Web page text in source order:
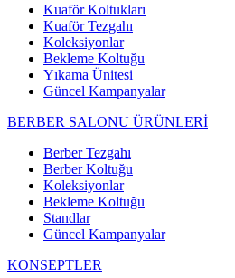
Kuaför Koltukları
Kuaför Tezgahı
Koleksiyonlar
Bekleme Koltuğu
Yıkama Ünitesi
Güncel Kampanyalar
BERBER SALONU ÜRÜNLERİ
Berber Tezgahı
Berber Koltuğu
Koleksiyonlar
Bekleme Koltuğu
Standlar
Güncel Kampanyalar
KONSEPTLER